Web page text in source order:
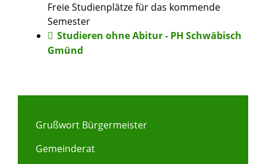
Freie Studienplätze für das kommende
Semester
Studieren ohne Abitur - PH Schwäbisch
Gmünd
Grußwort Bürgermeister
Gemeinderat